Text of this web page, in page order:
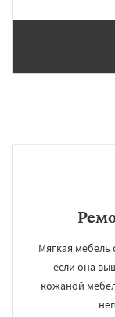
Мягкая
если она
кожаной